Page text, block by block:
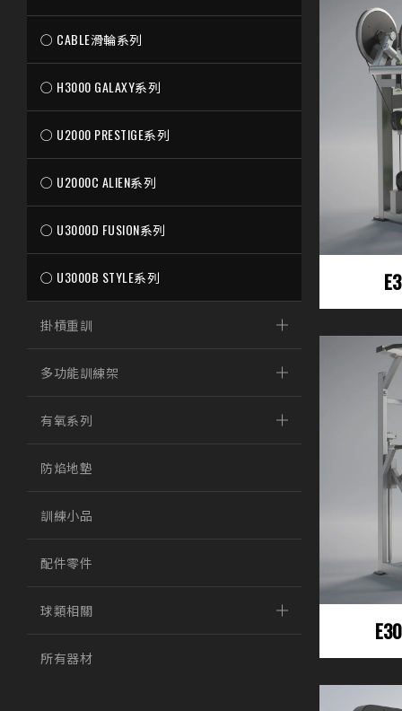
○ CABLE滑輪系列
○ H3000 GALAXY系列
○ U2000 PRESTIGE系列
○ U2000C ALIEN系列
○ U3000D FUSION系列
○ U3000B STYLE系列
掛槓重訓
多功能訓練架
有氧系列
防焰地墊
訓練小品
配件零件
球類相關
所有器材